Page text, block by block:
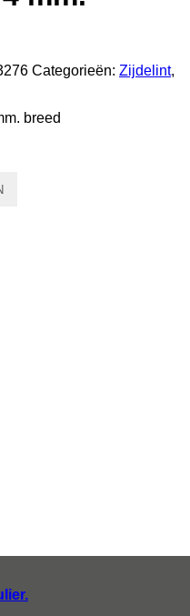
Categorieën: Zijdelint,
breed